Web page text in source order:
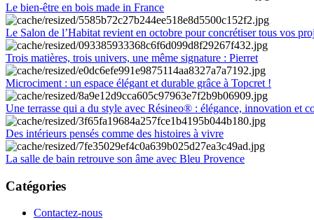
Le bien-être en bois made in France
Le Salon de l’Habitat revient en octobre pour concrétiser tous vos
Trois matières, trois univers, une même signature : Pierret
Microciment : un espace élégant et durable grâce à Topcret !
Une terrasse qui a du style avec Résineo® : élégance, innovation et
Des intérieurs pensés comme des histoires à vivre
La salle de bain retrouve son âme avec Bleu Provence
Catégories
Contactez-nous